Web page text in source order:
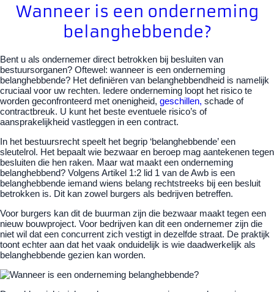
Wanneer is een onderneming
belanghebbende?
Bent u als ondernemer direct betrokken bij besluiten van
bestuursorganen? Oftewel: wanneer is een onderneming
belanghebbende? Het definiëren van belanghebbendheid is namelijk
cruciaal voor uw rechten. Iedere onderneming loopt het risico te
worden geconfronteerd met onenigheid, geschillen, schade of
contractbreuk. U kunt het beste eventuele risico’s of
aansprakelijkheid vastleggen in een contract.
In het bestuursrecht speelt het begrip ‘belanghebbende’ een
sleutelrol. Het bepaalt wie bezwaar en beroep mag aantekenen tegen
besluiten die hen raken. Maar wat maakt een onderneming
belanghebbend? Volgens Artikel 1:2 lid 1 van de Awb is een
belanghebbende iemand wiens belang rechtstreeks bij een besluit
betrokken is. Dit kan zowel burgers als bedrijven betreffen.
Voor burgers kan dit de buurman zijn die bezwaar maakt tegen een
nieuw bouwproject. Voor bedrijven kan dit een ondernemer zijn die
niet wil dat een concurrent zich vestigt in dezelfde straat. De praktijk
toont echter aan dat het vaak onduidelijk is wie daadwerkelijk als
belanghebbende gezien kan worden.